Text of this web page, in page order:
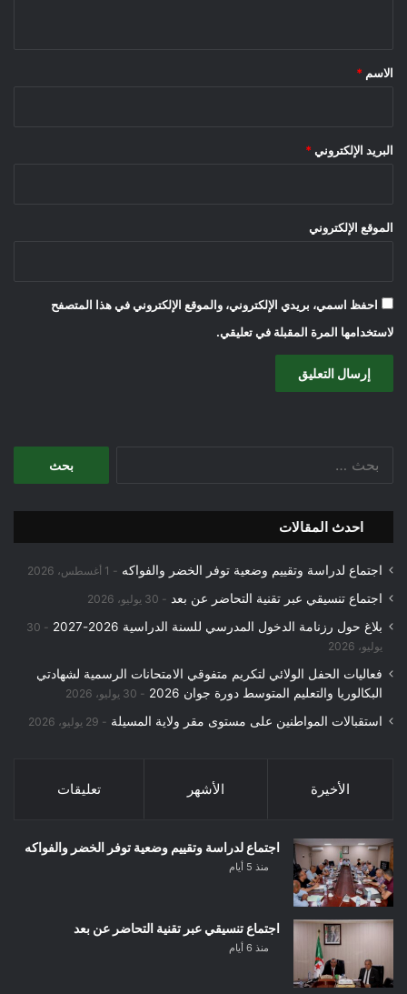
*
الاسم *
البريد الإلكتروني *
الموقع الإلكتروني
احفظ اسمي، بريدي الإلكتروني، والموقع الإلكتروني في هذا المتصفح
لاستخدامها المرة المقبلة في تعليقي.
احدث المقالات
اجتماع لدراسة وتقييم وضعية توفر الخضر والفواكه 1 أغسطس، 2026
اجتماع تنسيقي عبر تقنية التحاضر عن بعد 30 يوليو، 2026
بلاغ حول رزنامة الدخول المدرسي للسنة الدراسية 2026-2027
30
يوليو، 2026
فعاليات الحفل الولائي لتكريم متفوقي الامتحانات الرسمية لشهادتي
البكالوريا والتعليم المتوسط دورة جوان 2026
30 يوليو، 2026
استقبالات المواطنين على مستوى مقر ولاية المسيلة 29 يوليو، 2026
الأخيرة الأشهر تعليقات
اجتماع لدراسة وتقييم وضعية توفر الخضر والفواكه
منذ 5 أيام
اجتماع تنسيقي عبر تقنية التحاضر عن بعد
منذ 6 أيام